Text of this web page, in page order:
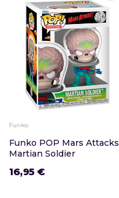
Funko
Funko POP Mars Attacks
Martian Soldier
16,95 €